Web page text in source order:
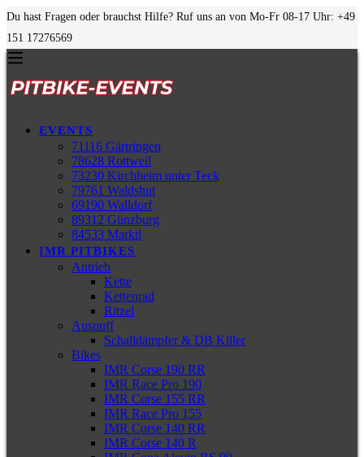
Du hast Fragen oder brauchst Hilfe? Ruf uns an von Mo-Fr 08-17 Uhr: +49
151 17276569
EVENTS
71116 Gärtringen
78628 Rottweil
73230 Kirchheim unter Teck
79761 Waldshut
69190 Walldorf
89312 Günzburg
84533 Marktl
IMR PITBIKES
Antrieb
Kette
Kettenrad
Ritzel
Auspuff
Schalldämpfer & DB Killer
Bikes
IMR Corse 190 RR
IMR Race Pro 190
IMR Corse 155 RR
IMR Race Pro 155
IMR Corse 140 RR
IMR Corse 140 R